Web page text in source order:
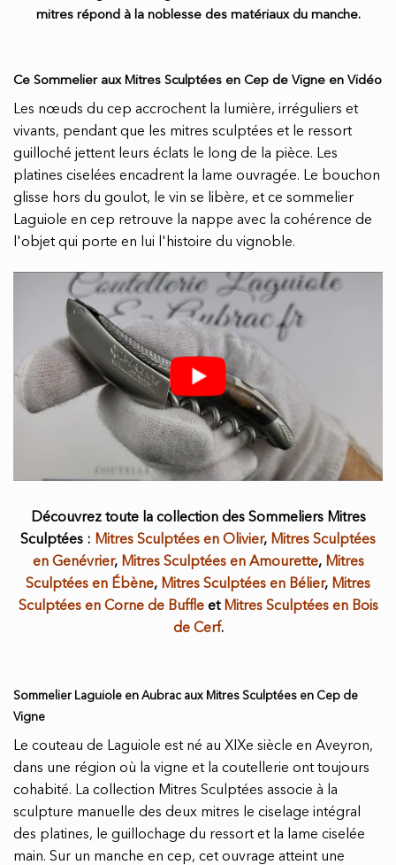
mitres répond à la noblesse des matériaux du manche.
Sommelier Laguiole en Aubrac aux Mitres Sculptées en Cep de
Vigne
Le couteau de Laguiole est né au XIXe siècle en Aveyron,
dans une région où la vigne et la coutellerie ont toujours
cohabité. La collection Mitres Sculptées associe à la
sculpture manuelle des deux mitres le ciselage intégral
des platines, le guillochage du ressort et la lame ciselée
main. Sur un manche en cep, cet ouvrage atteint une
Ce Sommelier aux Mitres Sculptées en Cep de Vigne en Vidéo
Les nœuds du cep accrochent la lumière, irréguliers et
vivants, pendant que les mitres sculptées et le ressort
guilloché jettent leurs éclats le long de la pièce. Les
platines ciselées encadrent la lame ouvragée. Le bouchon
glisse hors du goulot, le vin se libère, et ce sommelier
Laguiole en cep retrouve la nappe avec la cohérence de
l'objet qui porte en lui l'histoire du vignoble.
Découvrez toute la collection des Sommeliers Mitres
Sculptées : Mitres Sculptées en Olivier, Mitres Sculptées
en Genévrier, Mitres Sculptées en Amourette, Mitres
Sculptées en Ébène, Mitres Sculptées en Bélier, Mitres
Sculptées en Corne de Buffleet Mitres Sculptées en Bois
de Cerf.